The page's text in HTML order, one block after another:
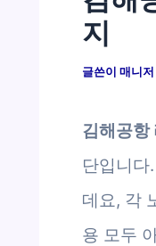
지
글쓴이 매니저
김해공항
단입니다
데요, 각
용 모두